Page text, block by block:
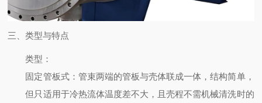
三、类型与特点
类型 ：
固定管板式：管束两端的管板与壳体联成一体，结构简单，
但只适用于冷热流体温度差不大，且壳程不需机械清洗时的